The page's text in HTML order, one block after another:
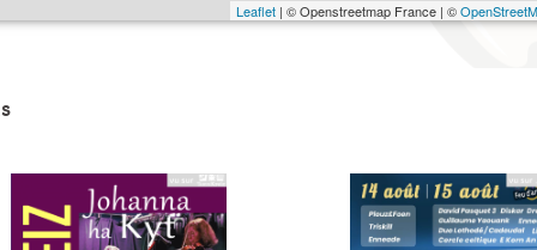
Leaflet| © Openstreetmap France | ©